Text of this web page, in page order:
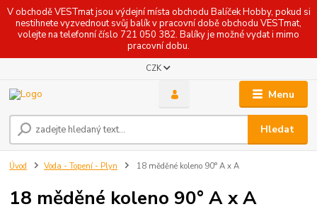
V obchodě VESTmat jsou výdejní místa obchodu Balíček Hobby, pokud si
nestihnete vyzvednout svůj balík v pracovní době obchodu VESTmat,
volejte na telefonní číslo 721 050 382. Balíky je možné vydat i mimo
pracovní dobu.
Menu
CZK
Hledat
Úvod Voda - Topení - Plyn 18 měděné koleno 90° A x A
18 měděné koleno 90° A x A